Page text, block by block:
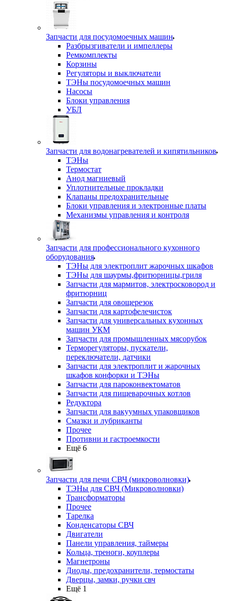
Запчасти для посудомоечных машин
Разбрызгиватели и импеллеры
Ремкомплекты
Корзины
Регуляторы и выключатели
ТЭНы посудомоечных машин
Насосы
Блоки управления
УБЛ
Запчасти для водонагревателей и кипятильников
ТЭНы
Термостат
Анод магниевый
Уплотнительные прокладки
Клапаны предохранительные
Блоки управления и электронные платы
Механизмы управления и контроля
Запчасти для профессионального кухонного
оборудования
ТЭНы для электроплит жарочных шкафов
ТЭНы для шаурмы,фритюрницы,гриля
Запчасти для мармитов, электросковород и
фритюрниц
Запчасти для овощерезок
Запчасти для картофелечисток
Запчасти для универсальных кухонных
машин УКМ
Запчасти для промышленных мясорубок
Терморегуляторы, пускатели,
переключатели, датчики
Запчасти для электроплит и жарочных
шкафов конфорки и ТЭНы
Запчасти для пароконвектоматов
Запчасти для пищеварочных котлов
Редуктора
Запчасти для вакуумных упаковщиков
Смазки и лубриканты
Прочее
Противни и гастроемкости
Ещё 6
Запчасти для печи СВЧ (микроволновки)
ТЭНы для СВЧ (Микроволновки)
Трансформаторы
Прочее
Тарелка
Конденсаторы СВЧ
Двигатели
Панели управления, таймеры
Кольца, треноги, коуплеры
Магнетроны
Диоды, предохранители, термостаты
Дверцы, замки, ручки свч
Ещё 1